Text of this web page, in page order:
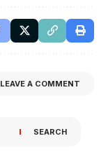
LEAVE A COMMENT
SEARCH